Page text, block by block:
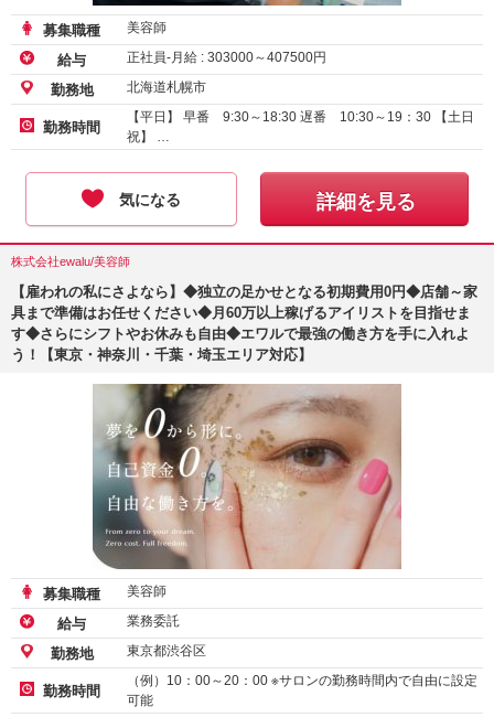
募集職種 美容師
給与 正社員-月給 : 303000～407500円
勤務地 北海道札幌市
勤務時間
【平日】 早番 9:30～18:30 遅番 10:30～19：30 【土日
祝】 …
気になる 詳細を見る
株式会社ewalu/美容師
【雇われの私にさよなら】◆独立の足かせとなる初期費用0円◆店舗～家
具まで準備はお任せください◆月60万以上稼げるアイリストを目指せま
す◆さらにシフトやお休みも自由◆エワルで最強の働き方を手に入れよ
う！【東京・神奈川・千葉・埼玉エリア対応】
募集職種 美容師
給与 業務委託
勤務地 東京都渋谷区
勤務時間
（例）10：00～20：00 ※サロンの勤務時間内で自由に設定
可能